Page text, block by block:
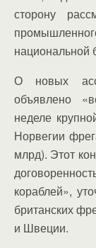
сторону
национальной
О новых
объявлено
неделе
Норвегии
млрд). Этот
кораблей»,
британских
и Швеции.